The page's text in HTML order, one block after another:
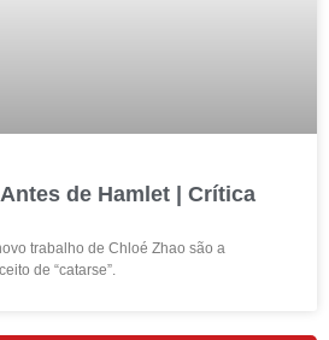
de Hamlet | Crítica
trabalho de Chloé Zhao são a
de “catarse”.